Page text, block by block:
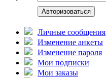
Авторизоваться
Личные сообщения
Изменение анкеты
Изменение пароля
Мои подписки
Мои заказы